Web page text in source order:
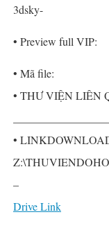
3dsky-
• Preview full VIP:
• Mã file:
• THƯ VIỆN LIÊN
•
–
Drive Link